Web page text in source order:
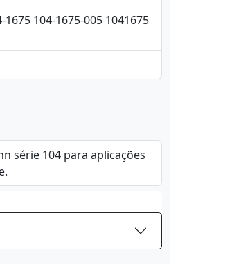
1675 104-1675-005 1041675
série 104 para aplicações